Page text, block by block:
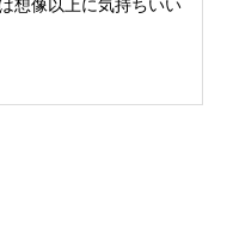
想像以上に気持ちいい